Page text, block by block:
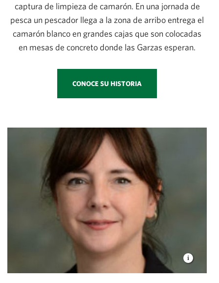
captura de limpieza de camarón. En una jornada de
pesca un pescador llega a la zona de arribo entrega el
camarón blanco en grandes cajas que son colocadas
en mesas de concreto donde las Garzas esperan.
CONOCE SU HISTORIA